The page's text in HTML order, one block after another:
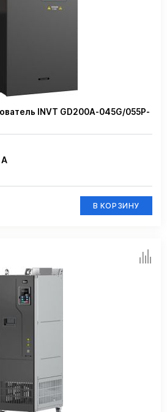
INVT GD200A-045G/055P-
А
В КОРЗИНУ